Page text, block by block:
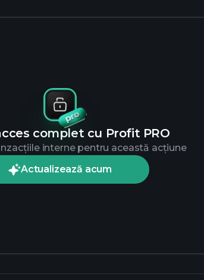
complet cu Profit PRO
interne pentru această acțiune
Actualizează acum